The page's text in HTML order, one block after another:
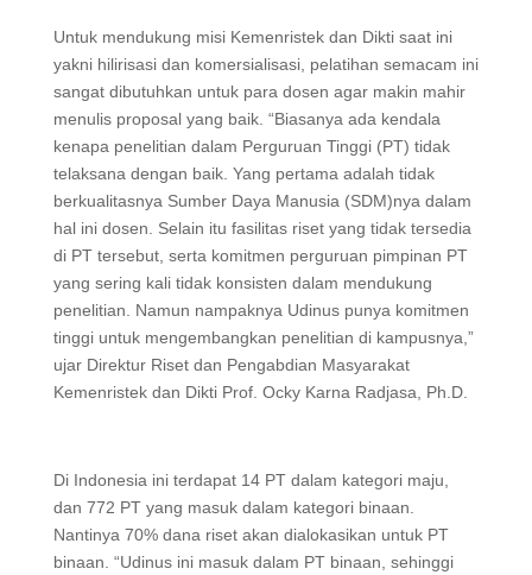
Untuk mendukung misi Kemenristek dan Dikti saat ini
yakni hilirisasi dan komersialisasi, pelatihan semacam ini
sangat dibutuhkan untuk para dosen agar makin mahir
menulis proposal yang baik. “Biasanya ada kendala
kenapa penelitian dalam Perguruan Tinggi (PT) tidak
telaksana dengan baik. Yang pertama adalah tidak
berkualitasnya Sumber Daya Manusia (SDM)nya dalam
hal ini dosen. Selain itu fasilitas riset yang tidak tersedia
di PT tersebut, serta komitmen perguruan pimpinan PT
yang sering kali tidak konsisten dalam mendukung
penelitian. Namun nampaknya Udinus punya komitmen
tinggi untuk mengembangkan penelitian di kampusnya,”
ujar Direktur Riset dan Pengabdian Masyarakat
Kemenristek dan Dikti Prof. Ocky Karna Radjasa, Ph.D.
Di Indonesia ini terdapat 14 PT dalam kategori maju,
dan 772 PT yang masuk dalam kategori binaan.
Nantinya 70% dana riset akan dialokasikan untuk PT
binaan. “Udinus ini masuk dalam PT binaan, sehinggi